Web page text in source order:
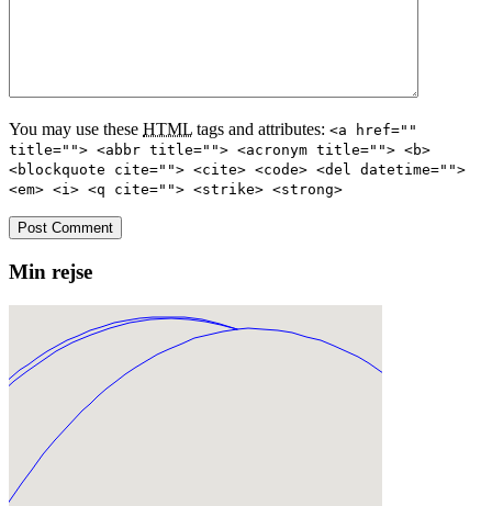
You may use these HTML tags and attributes: <a href=""
title=""> <abbr title=""> <acronym title=""> <b>
<blockquote cite=""> <cite> <code> <del datetime="">
<em> <i> <q cite=""> <strike> <strong>
Min rejse